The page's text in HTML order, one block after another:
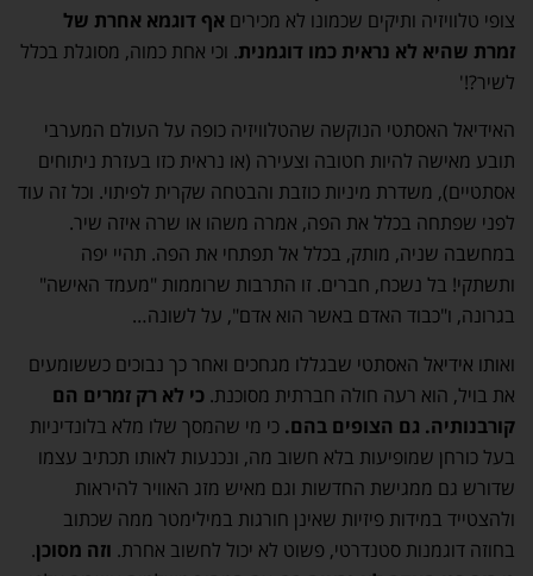
צופי טלוויזיה ותיקים שכמונו לא מכירים אף דוגמא אחרת של
זמרת שהיא לא נראית כמו דוגמנית. וכי אחת כמוה, מסוגלת בכלל
לשיר?!'
האידיאל האסתטי הנוקשה שהטלוויזיה כופה על העולם המערבי
תובע מאישה להיות חטובה וצעירה (או נראית כזו בעזרת ניתוחים
אסתטיים), משדרת מיניות כוזבת והבטחה שקרית לפיתוי. וכל זה עוד
לפני שפתחה בכלל את הפה, אמרה משהו או שרה איזה שיר.
במחשבה שניה, מותק, בכלל אל תפתחי את הפה. תהיי יפה
ותשתקי! בל נשכח, חברים. זו התרבות שרוממות "מעמד האישה"
בגרונה, ו"כבוד האדם באשר הוא אדם", על לשונה…
ואותו אידיאל האסתטי שבגללו מגחכים ואחר כך נבוכים כששומעים
את בויל, הוא רעה חולה חברתית מסוכנת. כי לא רק זמרים הם
קורבנותיה. גם הצופים בהם. כי מי שהמסך שלו מלא בלונדיניות
בעל כורחן שמופיעות בלא חשוב מה, ונכנעות לאותו תכתיב עצמו
שדורש גם ממגישת החדשות וגם מאיש מזג האוויר להיראות
ולהצטייד במידות פיזיות שאינן חורגות במילימטר ממה שכתוב
בחוזה דוגמנות סטנדרטי, פשוט לא יכול לחשוב אחרת. וזה מסוכן.